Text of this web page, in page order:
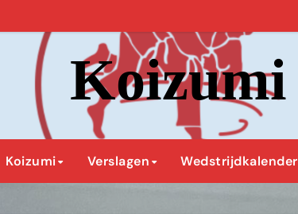
Koizumi
Koizumi Verslagen Wedstrijdkalender